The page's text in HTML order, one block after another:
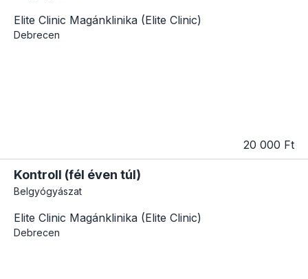
Elite Clinic Magánklinika (Elite Clinic)
Debrecen
20 000 Ft
Kontroll (fél éven túl)
Belgyógyászat
Elite Clinic Magánklinika (Elite Clinic)
Debrecen